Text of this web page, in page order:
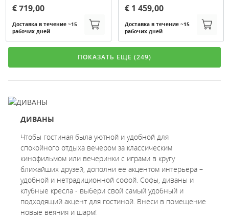
€ 719,00
Доставка в течение ~15
рабочих дней
€ 1 459,00
Доставка в течение ~15
рабочих дней
ПОКАЗАТЬ ЕЩЁ (249)
ДИВАНЫ
Чтобы гостиная была уютной и удобной для
спокойного отдыха вечером за классическим
кинофильмом или вечеринки с играми в кругу
ближайших друзей, дополни ее акцентом интерьера –
удобной и нетрадиционной софой. Софы, диваны и
клубные кресла - выбери свой самый удобный и
подходящий акцент для гостиной. Внеси в помещение
новые веяния и шарм!